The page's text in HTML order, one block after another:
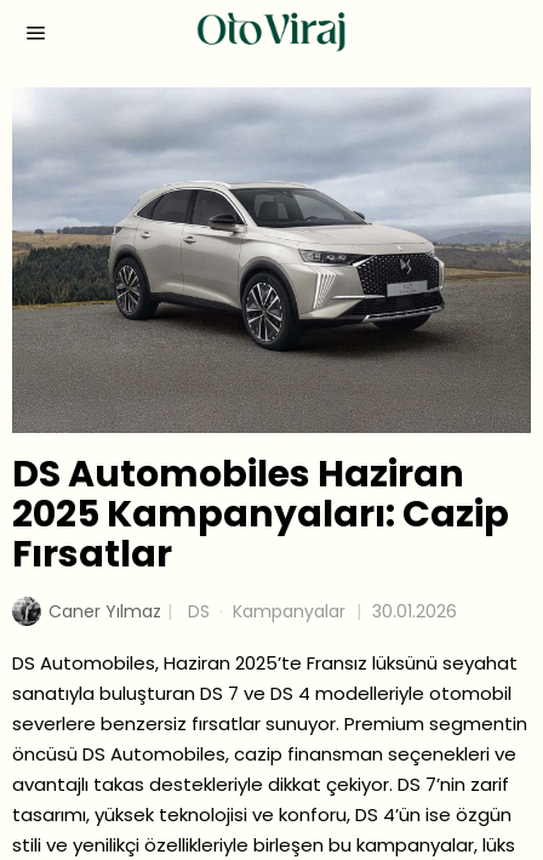
DS Automobiles Haziran
2025 Kampanyaları: Cazip
Fırsatlar
Caner Yılmaz DS · Kampanyalar 30.01.2026
DS Automobiles, Haziran 2025’te Fransız lüksünü seyahat
sanatıyla buluşturan DS 7 ve DS 4 modelleriyle otomobil
severlere benzersiz fırsatlar sunuyor. Premium segmentin
öncüsü DS Automobiles, cazip finansman seçenekleri ve
avantajlı takas destekleriyle dikkat çekiyor. DS 7’nin zarif
tasarımı, yüksek teknolojisi ve konforu, DS 4’ün ise özgün
stili ve yenilikçi özellikleriyle birleşen bu kampanyalar, lüks